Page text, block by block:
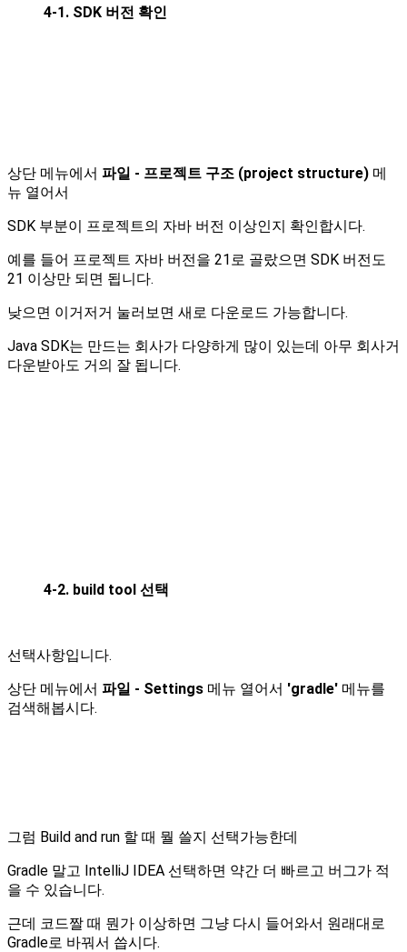
4-1. SDK 버전 확인
상단 메뉴에서 파일 - 프로젝트 구조 (project structure) 메
뉴 열어서
SDK 부분이 프로젝트의 자바 버전 이상인지 확인합시다.
예를 들어 프로젝트 자바 버전을 21로 골랐으면 SDK 버전도
21 이상만 되면 됩니다.
낮으면 이거저거 눌러보면 새로 다운로드 가능합니다.
Java SDK는 만드는 회사가 다양하게 많이 있는데 아무 회사거
다운받아도 거의 잘 됩니다.
4-2. build tool 선택
선택사항입니다.
상단 메뉴에서 파일 - Settings 메뉴 열어서 'gradle' 메뉴를
검색해봅시다.
그럼 Build and run 할 때 뭘 쓸지 선택가능한데
Gradle 말고 IntelliJ IDEA 선택하면 약간 더 빠르고 버그가 적
을 수 있습니다.
근데 코드짤 때 뭔가 이상하면 그냥 다시 들어와서 원래대로
Gradle로 바꿔서 씁시다.